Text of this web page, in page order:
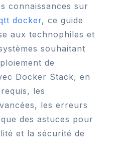
connaissances sur
docker, ce guide
aux technophiles et
souhaitant
de
Docker Stack, en
les
les erreurs
des astuces pour
et la sécurité de